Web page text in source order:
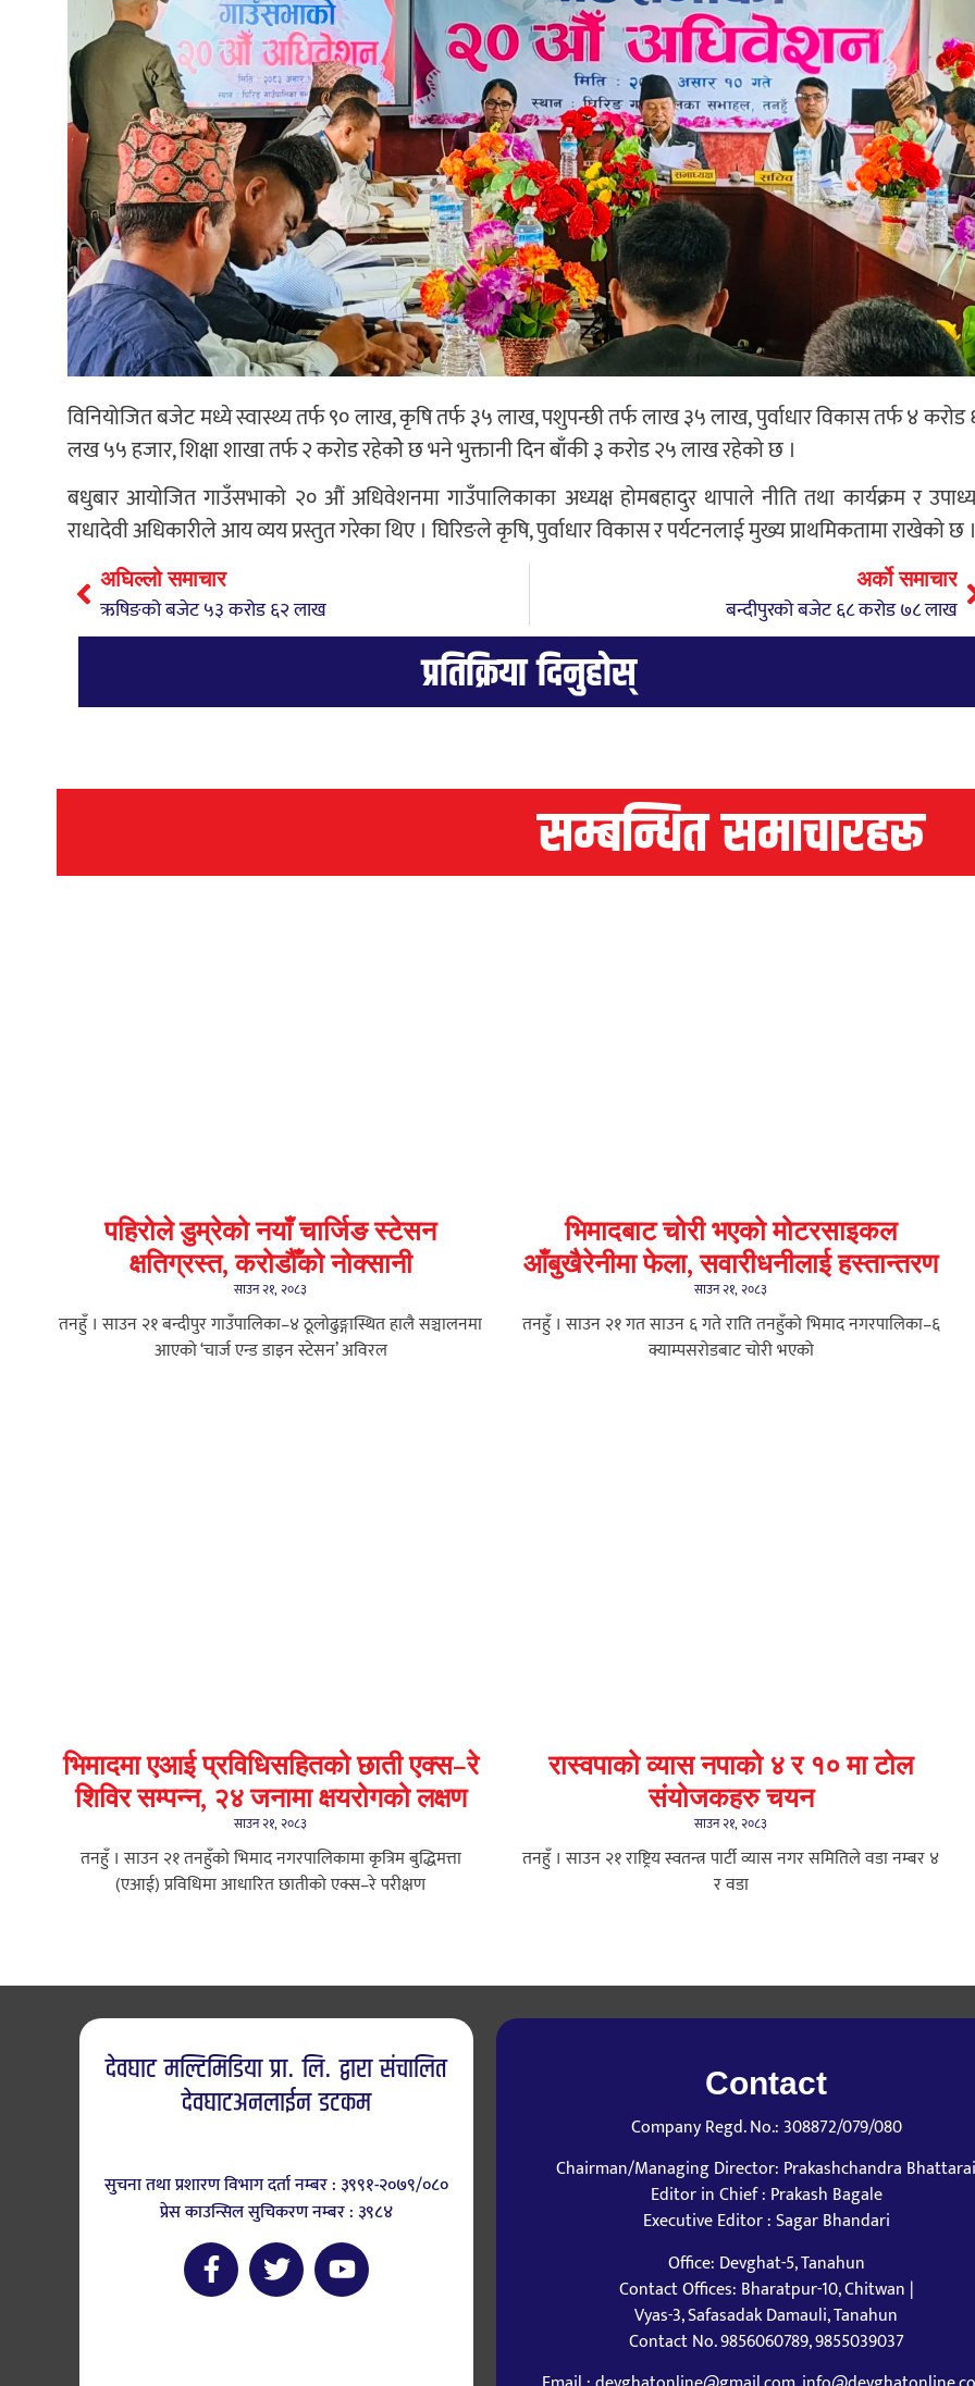
विनियोजित बजेट मध्ये स्वास्थ्य तर्फ ९० लाख, कृषि तर्फ ३५ लाख, पशुपन्छी तर्फ लाख ३५ लाख, पुर्वाधार विकास तर्फ ४ करोड
लख ५५ हजार, शिक्षा शाखा तर्फ २ करोड रहेकोे छ भने भुक्तानी दिन बाँकी ३ करोड २५ लाख रहेको छ ।
बधुबार आयोजित गाउँसभाको २० औं अधिवेशनमा गाउँपालिकाका अध्यक्ष होमबहादुर थापाले नीति तथा कार्यक्रम र
राधादेवी अधिकारीले आय व्यय प्रस्तुत गरेका थिए । घिरिङले कृषि, पुर्वाधार विकास र पर्यटनलाई मुख्य प्राथमिकतामा राखेको छ
अघिल्लो समाचार
ऋषिङको बजेट ५३ करोड ६२ लाख
अर्को समाचार
बन्दीपुरको बजेट ६८ करोड ७८ लाख
प्रतिक्रिया दिनुहोस्
सम्बन्धित समाचारहरू
पहिरोले डुम्रेको नयाँ चार्जिङ स्टेसन
क्षतिग्रस्त, करोडौँको नोक्सानी
साउन २१, २०८३
तनहुँ । साउन २१ बन्दीपुर गाउँपालिका–४ ठूलोढुङ्गास्थित हालै सञ्चालनमा
आएको ‘चार्ज एन्ड डाइन स्टेसन’ अविरल
भिमादबाट चोरी भएको मोटरसाइकल
आँबुखैरेनीमा फेला, सवारीधनीलाई हस्तान्तरण
साउन २१, २०८३
तनहुँ । साउन २१ गत साउन ६ गते राति तनहुँको भिमाद नगरपालिका–६
क्याम्पसरोडबाट चोरी भएको
भिमादमा एआई प्रविधिसहितको छाती एक्स–रे
शिविर सम्पन्न, २४ जनामा क्षयरोगको लक्षण
साउन २१, २०८३
तनहुँ । साउन २१ तनहुँको भिमाद नगरपालिकामा कृत्रिम बुद्धिमत्ता
(एआई) प्रविधिमा आधारित छातीको एक्स–रे परीक्षण
रास्वपाको व्यास नपाको ४ र १० मा टोल
संयोजकहरु चयन
साउन २१, २०८३
तनहुँ । साउन २१ राष्ट्रिय स्वतन्त्र पार्टी व्यास नगर समितिले वडा नम्बर ४
र वडा
देवघाट मल्टिमिडिया प्रा. लि. द्वारा संचालित
देवघाटअनलाईन डटकम
सुचना तथा प्रशारण विभाग दर्ता नम्बर : ३९९१-२०७९/०८०
प्रेस काउन्सिल सुचिकरण नम्बर : ३९८४
Contact
Company Regd. No.: 308872/079/080
Chairman/Managing Director: Prakashchandra
Editor in Chief : Prakash Bagale
Executive Editor : Sagar Bhandari
Office: Devghat-5, Tanahun
Contact Offices: Bharatpur-10, Chitwan |
Vyas-3, Safasadak Damauli, Tanahun
Contact No. 9856060789, 9855039037